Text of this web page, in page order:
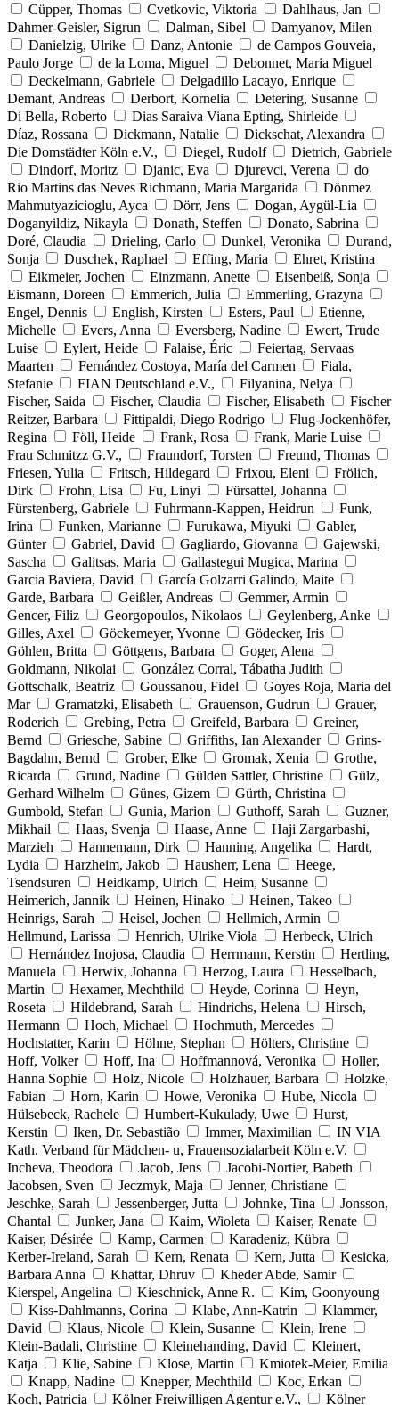
Cüpper, Thomas
Cvetkovic, Viktoria
Dahlhaus, Jan
Dahmer-Geisler, Sigrun
Dalman, Sibel
Damyanov, Milen
Danielzig, Ulrike
Danz, Antonie
de Campos Gouveia,
Paulo Jorge
de la Loma, Miguel
Debonnet, Maria Miguel
Deckelmann, Gabriele
Delgadillo Lacayo, Enrique
Demant, Andreas
Derbort, Kornelia
Detering, Susanne
Di Bella, Roberto
Dias Saraiva Viana Epting, Shirleide
Díaz, Rossana
Dickmann, Natalie
Dickschat, Alexandra
Die Domstädter Köln e.V.,
Diegel, Rudolf
Dietrich, Gabriele
Dindorf, Moritz
Djanic, Eva Djurevci, Verena
do
Rio Martins das Neves Richmann, Maria Margarida
Dönmez
Mahmutyazicioglu, Ayca
Dörr, Jens
Dogan, Aygül-Lia
Doganyildiz, Nikayla
Donath, Steffen
Donato, Sabrina
Doré, Claudia
Drieling, Carlo Dunkel, Veronika
Durand,
Sonja
Duschek, Raphael Effing, Maria
Ehret, Kristina
Eikmeier, Jochen
Einzmann, Anette
Eisenbeiß, Sonja
Eismann, Doreen
Emmerich, Julia
Emmerling, Grazyna
Engel, Dennis
English, Kirsten Esters, Paul
Etienne,
Michelle
Evers, Anna Eversberg, Nadine
Ewert, Trude
Luise
Eylert, Heide Falaise, Éric
Feiertag, Servaas
Maarten
Fernández Costoya, María del Carmen
Fiala,
Stefanie
FIAN Deutschland e.V.,
Filyanina, Nelya
Fischer, Saida
Fischer, Claudia Fischer, Elisabeth
Fischer
Reitzer, Barbara
Fittipaldi, Diego Rodrigo
Flug-Jockenhöfer,
Regina
Föll, Heide Frank, Rosa
Frank, Marie Luise
Frau Schmitzz G.V.,
Fraundorf, Torsten
Freund, Thomas
Friesen, Yulia
Fritsch, Hildegard Frixou, Eleni
Frölich,
Dirk
Frohn, Lisa Fu, Linyi
Fürsattel, Johanna
Fürstenberg, Gabriele
Fuhrmann-Kappen, Heidrun
Funk,
Irina
Funken, Marianne Furukawa, Miyuki
Gabler,
Günter
Gabriel, David Gagliardo, Giovanna
Gajewski,
Sascha
Galitsas, Maria
Gallastegui Mugica, Marina
Garcia Baviera, David
García Golzarri Galindo, Maite
Garde, Barbara
Geißler, Andreas
Gemmer, Armin
Gencer, Filiz
Georgopoulos, Nikolaos
Geylenberg, Anke
Gilles, Axel
Göckemeyer, Yvonne
Gödecker, Iris
Göhlen, Britta
Göttgens, Barbara
Goger, Alena
Goldmann, Nikolai
González Corral, Tábatha Judith
Gottschalk, Beatriz
Goussanou, Fidel
Goyes Roja, Maria del
Mar
Gramatzki, Elisabeth Grauenson, Gudrun
Grauer,
Roderich
Grebing, Petra Greifeld, Barbara
Greiner,
Bernd
Griesche, Sabine Griffiths, Ian Alexander
Grins-
Bagdahn, Bernd
Grober, Elke Gromak, Xenia
Grothe,
Ricarda
Grund, Nadine Gülden Sattler, Christine
Gülz,
Gerhard Wilhelm
Günes, Gizem
Gürth, Christina
Gumbold, Stefan
Gunia, Marion Guthoff, Sarah
Guzner,
Mikhail
Haas, Svenja Haase, Anne
Haji Zargarbashi,
Marzieh
Hannemann, Dirk Hanning, Angelika
Hardt,
Lydia
Harzheim, Jakob Hausherr, Lena
Heege,
Tsendsuren
Heidkamp, Ulrich
Heim, Susanne
Heimerich, Jannik
Heinen, Hinako
Heinen, Takeo
Heinrigs, Sarah
Heisel, Jochen
Hellmich, Armin
Hellmund, Larissa
Henrich, Ulrike Viola
Herbeck, Ulrich
Hernández Inojosa, Claudia
Herrmann, Kerstin
Hertling,
Manuela
Herwix, Johanna Herzog, Laura
Hesselbach,
Martin
Hexamer, Mechthild Heyde, Corinna
Heyn,
Roseta
Hildebrand, Sarah Hindrichs, Helena
Hirsch,
Hermann
Hoch, Michael
Hochmuth, Mercedes
Hochstatter, Karin
Höhne, Stephan
Hölters, Christine
Hoff, Volker
Hoff, Ina Hoffmannová, Veronika
Holler,
Hanna Sophie
Holz, Nicole Holzhauer, Barbara
Holzke,
Fabian
Horn, Karin Howe, Veronika
Hube, Nicola
Hülsebeck, Rachele
Humbert-Kukulady, Uwe
Hurst,
Kerstin
Iken, Dr. Sebastião Immer, Maximilian
IN VIA
Kath. Verband für Mädchen- u, Frauensozialarbeit Köln e.V.
Incheva, Theodora
Jacob, Jens
Jacobi-Nortier, Babeth
Jacobsen, Sven
Jeczmyk, Maja
Jenner, Christiane
Jeschke, Sarah
Jessenberger, Jutta Johnke, Tina
Jonsson,
Chantal
Junker, Jana Kaim, Wioleta
Kaiser, Renate
Kaiser, Désirée
Kamp, Carmen
Karadeniz, Kübra
Kerber-Ireland, Sarah
Kern, Renata Kern, Jutta
Kesicka,
Barbara Anna
Khattar, Dhruv
Kheder Abde, Samir
Kierspel, Angelina
Kieschnick, Anne R.
Kim, Goonyoung
Kiss-Dahlmanns, Corina
Klabe, Ann-Katrin
Klammer,
David
Klaus, Nicole Klein, Susanne
Klein, Irene
Klein-Badali, Christine
Kleinehanding, David
Kleinert,
Katja
Klie, Sabine Klose, Martin
Kmiotek-Meier, Emilia
Knapp, Nadine
Knepper, Mechthild
Koc, Erkan
Koch, Patricia
Kölner Freiwilligen Agentur e.V., Kölner